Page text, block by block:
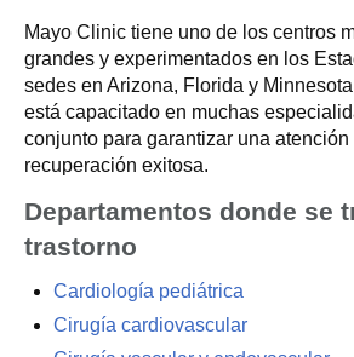
Mayo Clinic tiene uno de los centros
grandes y experimentados en los
sedes en Arizona, Florida y
está capacitado en muchas
conjunto para garantizar una
recuperación exitosa.
Departamentos donde se
trastorno
Cardiología pediátrica
Cirugía cardiovascular